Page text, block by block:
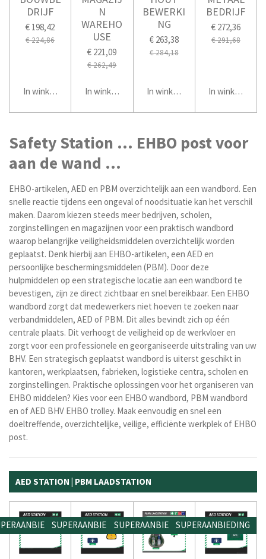
DRIJF
€ 198,42
€ 224,86
In winkelwagen
N
WAREHO
USE
€ 221,09
€ 262,49
In winkelwagen
BEWERKI
NG
€ 263,38
€ 284,18
In winkelwagen
BEDRIJF
€ 272,36
€ 291,68
In winkelwagen
Safety Station ... EHBO post voor
aan de wand ...
EHBO-artikelen, AED en PBM overzichtelijk aan een wandbord. Een
snelle reactie tijdens een ongeval of noodsituatie kan het verschil
maken. Daarom kiezen steeds meer bedrijven, scholen,
zorginstellingen en magazijnen voor een praktisch wandbord
waarop belangrijke veiligheidsmiddelen overzichtelijk worden
geplaatst. Denk hierbij aan EHBO-artikelen, een AED en
persoonlijke beschermingsmiddelen (PBM). Door deze
hulpmiddelen op een strategische locatie aan een wandbord te
bevestigen, zijn ze direct zichtbaar en snel bereikbaar. Een EHBO
wandbord zorgt dat medewerkers niet hoeven te zoeken naar
verbandmiddelen, AED of PBM. Dit alles bevindt zich op één
centrale plaats. Dit verhoogt de veiligheid op de werkvloer en
zorgt voor een professionele en georganiseerde uitstraling van uw
BHV. Een strategisch geplaatst wandbord is uiterst geschikt in
kantoren, werkplaatsen, fabrieken, logistieke centra, scholen en
zorginstellingen. Praktische oplossingen voor het organiseren van
EHBO middelen? Kies voor een EHBO wandbord, PBM wandbord
en of AED BHV EHBO trolley. Maak eenvoudig en snel een
doeltreffende, overzichtelijke, veilige, efficiënte werkplek of EHBO
post.
AED STATION | PBM LAADSTATION
SUPERAANBIEDINGSUPERAANBIEDINGSUPERAANBIEDING